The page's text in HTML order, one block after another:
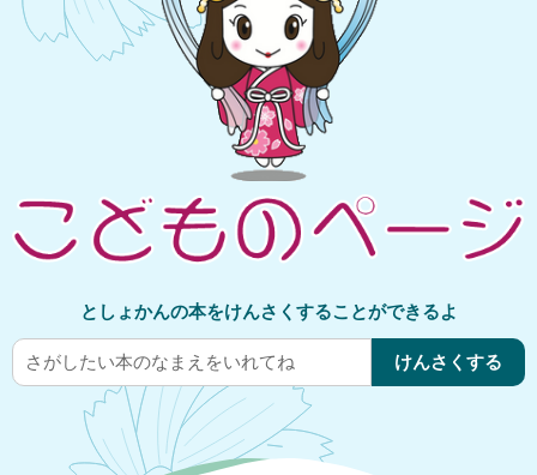
としょかんの本をけんさくすることができるよ